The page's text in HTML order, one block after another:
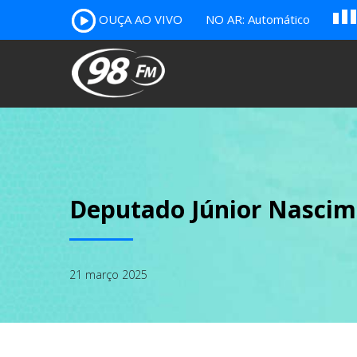
OUÇA AO VIVO NO AR: Automático A
B c
Deputado Júnior
21 março 2025